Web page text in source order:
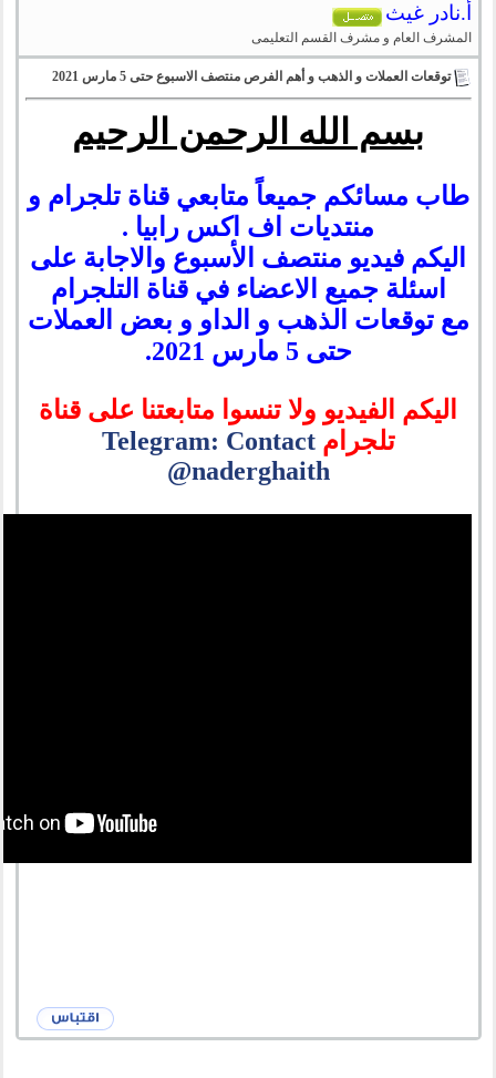
أ.نادر غيث
المشرف العام و مشرف القسم التعليمى
توقعات العملات و الذهب و أهم الفرص منتصف الاسبوع حتى 5 مارس 2021
بسم الله الرحمن الرحيم
طاب مسائكم جميعاً متابعي قناة تلجرام و
منتديات اف اكس رابيا .
اليكم فيديو منتصف الأسبوع والاجابة على
اسئلة جميع الاعضاء في قناة التلجرام
مع توقعات الذهب و الداو و بعض العملات
حتى 5 مارس 2021.
اليكم الفيديو ولا تنسوا متابعتنا على قناة
تلجرامTelegram: Contact
@naderghaith